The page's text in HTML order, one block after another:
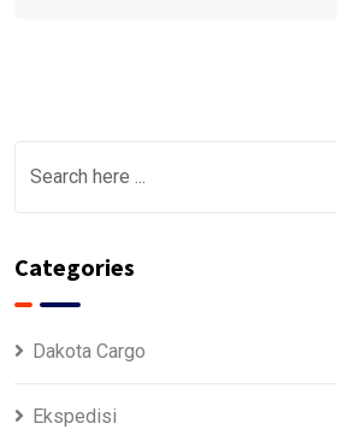
Categories
Dakota Cargo
Ekspedisi